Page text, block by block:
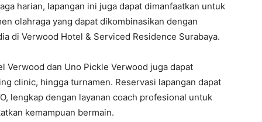
harian, lapangan ini juga dapat dimanfaatkan untuk
olahraga yang dapat dikombinasikan dengan
di Verwood Hotel & Serviced Residence Surabaya.
Verwood dan Uno Pickle Verwood juga dapat
clinic, hingga turnamen. Reservasi lapangan dapat
lengkap dengan layanan coach profesional untuk
kemampuan bermain.